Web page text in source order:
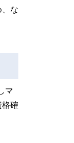
、な
マ
格確